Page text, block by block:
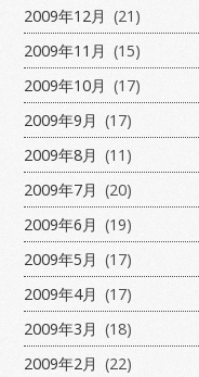
2009年12月 (21)
2009年11月 (15)
2009年10月 (17)
2009年9月 (17)
2009年8月 (11)
2009年7月 (20)
2009年6月 (19)
2009年5月 (17)
2009年4月 (17)
2009年3月 (18)
2009年2月 (22)